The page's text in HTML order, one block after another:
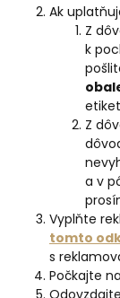
Ak
Z
k
Z
a v
Vyplňte
tomto
s
Počkajte